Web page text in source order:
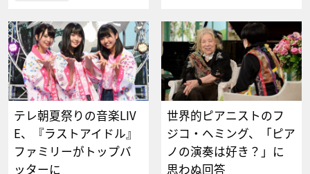
テレ朝夏祭りの音楽LIV
E、『ラストアイドル』
ファミリーがトップバ
ッターに
世界的ピアニストのフ
ジコ・ヘミング、「ピア
ノの演奏は好き？」に
思わぬ回答